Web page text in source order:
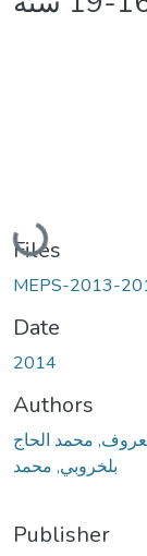
Loading...
Files
MEPS-2013-
Date
2014
Authors
محمد الحاج
بلخروبي, محمد
Publisher